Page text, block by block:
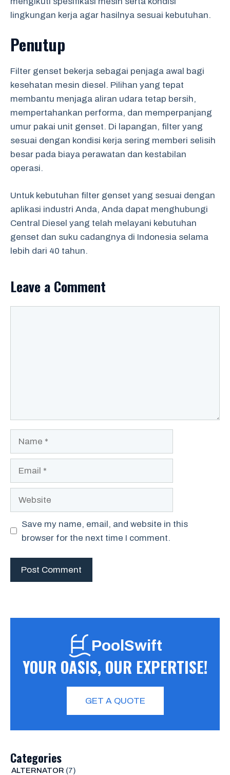
lingkungan kerja agar hasilnya sesuai kebutuhan.
Penutup
Filter genset bekerja sebagai penjaga awal bagi
kesehatan mesin diesel. Pilihan yang tepat
membantu menjaga aliran udara tetap bersih,
mempertahankan performa, dan memperpanjang
umur pakai unit genset. Di lapangan, filter yang
sesuai dengan kondisi kerja sering memberi selisih
besar pada biaya perawatan dan kestabilan
operasi.
Untuk kebutuhan filter genset yang sesuai dengan
aplikasi industri Anda, Anda dapat menghubungi
Central Diesel yang telah melayani kebutuhan
genset dan suku cadangnya di Indonesia selama
lebih dari 40 tahun.
Leave a Comment
Save my name, email, and website in this
browser for the next time I comment.
PoolSwift
YOUR OASIS, OUR EXPERTISE!
GET A QUOTE
Categories
ALTERNATOR (7)